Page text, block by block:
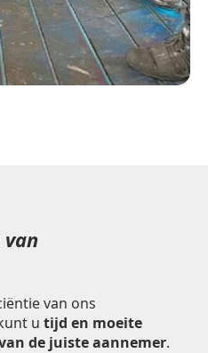
van ons
u tijd en moeite
de juiste aannemer.